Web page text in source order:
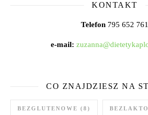
KONTAKT
Telefon 795 652 761
e-mail:
CO ZNAJDZIESZ NA
BEZGLUTENOWE (8)